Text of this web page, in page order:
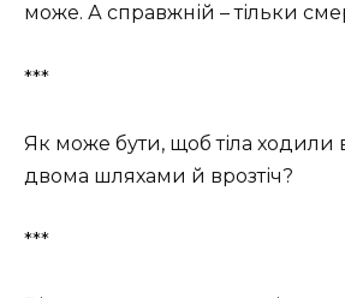
може. А справжній – тільки
***
Як може бути, щоб тіла ходили
двома шляхами й врозтіч?
***